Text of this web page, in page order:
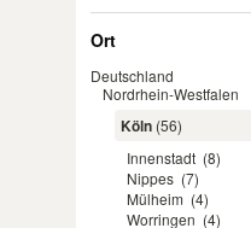
Ort
Deutschland
Nordrhein-Westfalen
Köln (56)
Innenstadt (8)
Nippes (7)
Mülheim (4)
Worringen (4)